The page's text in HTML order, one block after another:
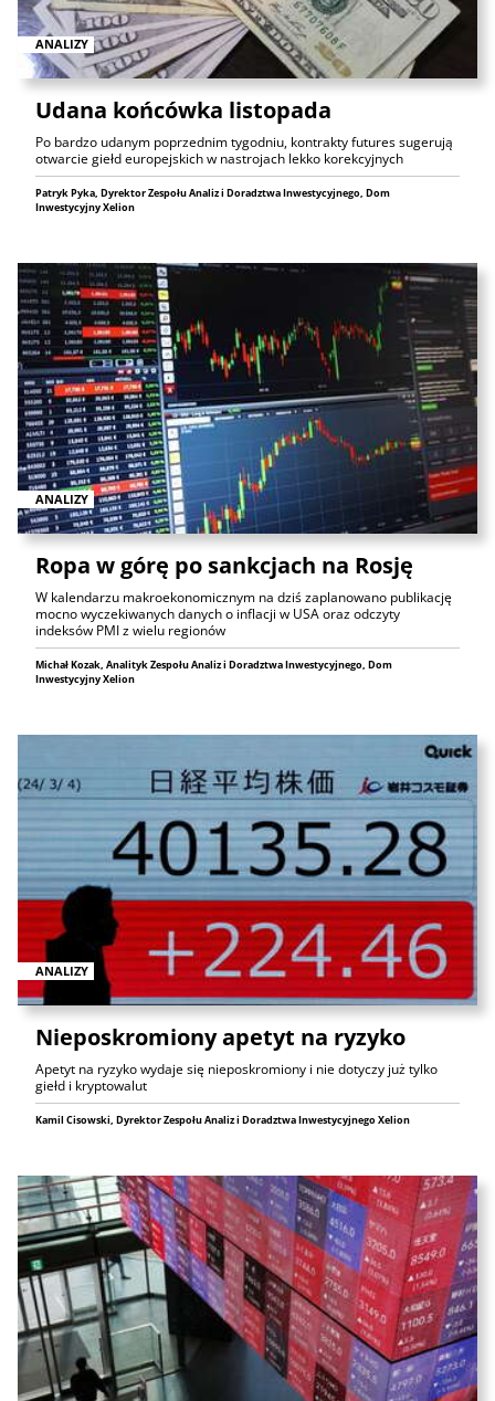
ANALIZY
Udana końcówka listopada
Po bardzo udanym poprzednim tygodniu, kontrakty futures sugerują
otwarcie giełd europejskich w nastrojach lekko korekcyjnych
Patryk Pyka, Dyrektor Zespołu Analiz i Doradztwa Inwestycyjnego, Dom
Inwestycyjny Xelion
ANALIZY
Ropa w górę po sankcjach na Rosję
W kalendarzu makroekonomicznym na dziś zaplanowano publikację
mocno wyczekiwanych danych o inflacji w USA oraz odczyty
indeksów PMI z wielu regionów
Michał Kozak, Analityk Zespołu Analiz i Doradztwa Inwestycyjnego, Dom
Inwestycyjny Xelion
ANALIZY
Nieposkromiony apetyt na ryzyko
Apetyt na ryzyko wydaje się nieposkromiony i nie dotyczy już tylko
giełd i kryptowalut
Kamil Cisowski, Dyrektor Zespołu Analiz i Doradztwa Inwestycyjnego Xelion